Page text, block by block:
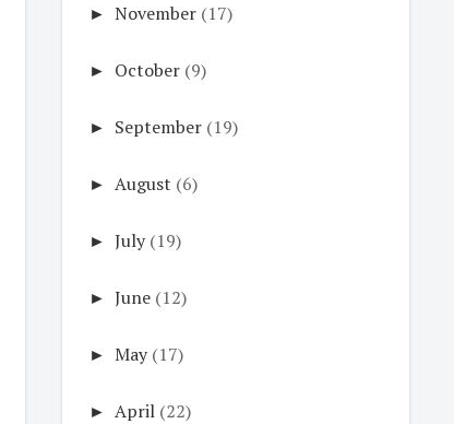
► November (17)
► October (9)
► September (19)
► August (6)
► July (19)
► June (12)
► May (17)
► April (22)